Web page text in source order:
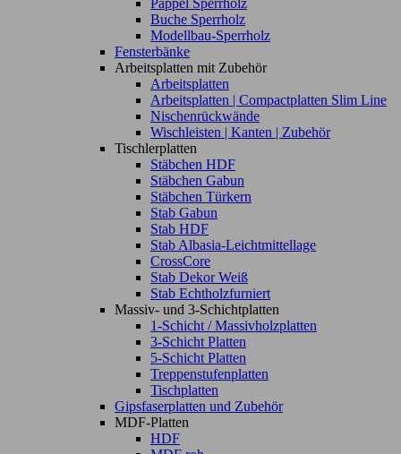
Pappel Sperrholz
Buche Sperrholz
Modellbau-Sperrholz
Fensterbänke
Arbeitsplatten mit Zubehör
Arbeitsplatten
Arbeitsplatten | Compactplatten Slim Line
Nischenrückwände
Wischleisten | Kanten | Zubehör
Tischlerplatten
Stäbchen HDF
Stäbchen Gabun
Stäbchen Türkern
Stab Gabun
Stab HDF
Stab Albasia-Leichtmittellage
CrossCore
Stab Dekor Weiß
Stab Echtholzfurniert
Massiv- und 3-Schichtplatten
1-Schicht / Massivholzplatten
3-Schicht Platten
5-Schicht Platten
Treppenstufenplatten
Tischplatten
Gipsfaserplatten und Zubehör
MDF-Platten
HDF